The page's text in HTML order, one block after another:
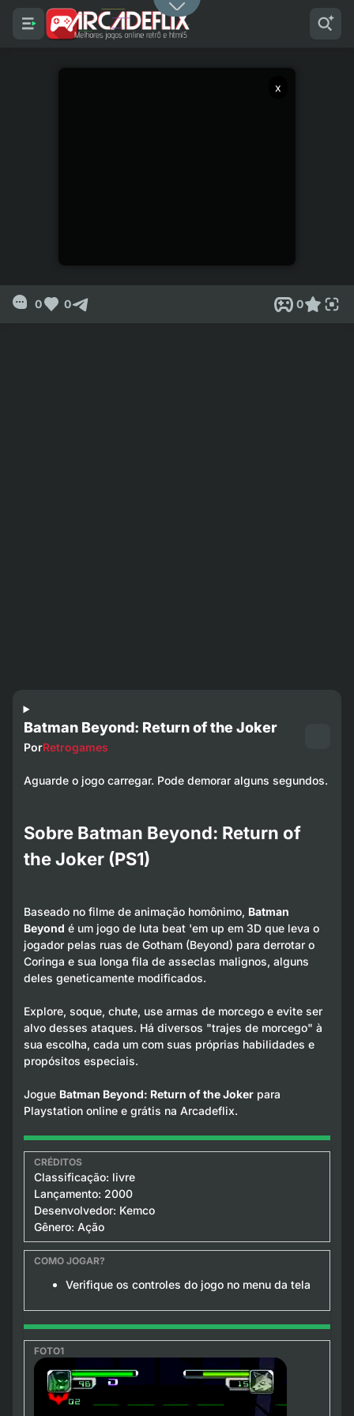
x
0 0 0
Batman Beyond: Return of the Joker
PorRetrogames
Aguarde o jogo carregar. Pode demorar alguns segundos.
Sobre Batman Beyond: Return of
the Joker (PS1)
Baseado no filme de animação homônimo, Batman
Beyond é um jogo de luta beat 'em up em 3D que leva o
jogador pelas ruas de Gotham (Beyond) para derrotar o
Coringa e sua longa fila de asseclas malignos, alguns
deles geneticamente modificados.
Explore, soque, chute, use armas de morcego e evite ser
alvo desses ataques. Há diversos "trajes de morcego" à
sua escolha, cada um com suas próprias habilidades e
propósitos especiais.
Jogue Batman Beyond: Return of the Jokerpara
Playstation online e grátis na Arcadeflix.
Classificação: livre
Lançamento: 2000
Desenvolvedor: Kemco
Gênero: Ação
Verifique os controles do jogo no menu da tela